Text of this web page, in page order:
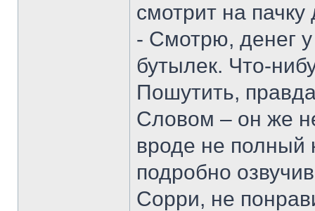
смотрит на
- Смотрю, денег у
бутылек. Что-
Пошутить,
Словом – он же
вроде не полный
подробно
Сорри, не